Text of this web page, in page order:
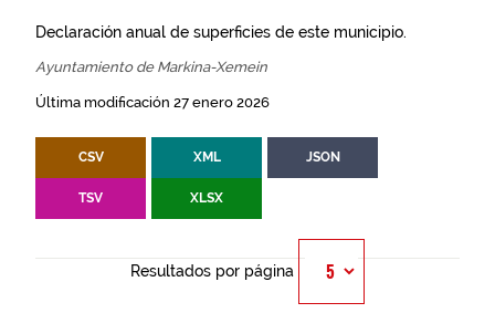
Declaración anual de superficies de este municipio.
Ayuntamiento de Markina-Xemein
Última modificación 27 enero 2026
CSV XML JSON
TSV XLSX
Resultados por página